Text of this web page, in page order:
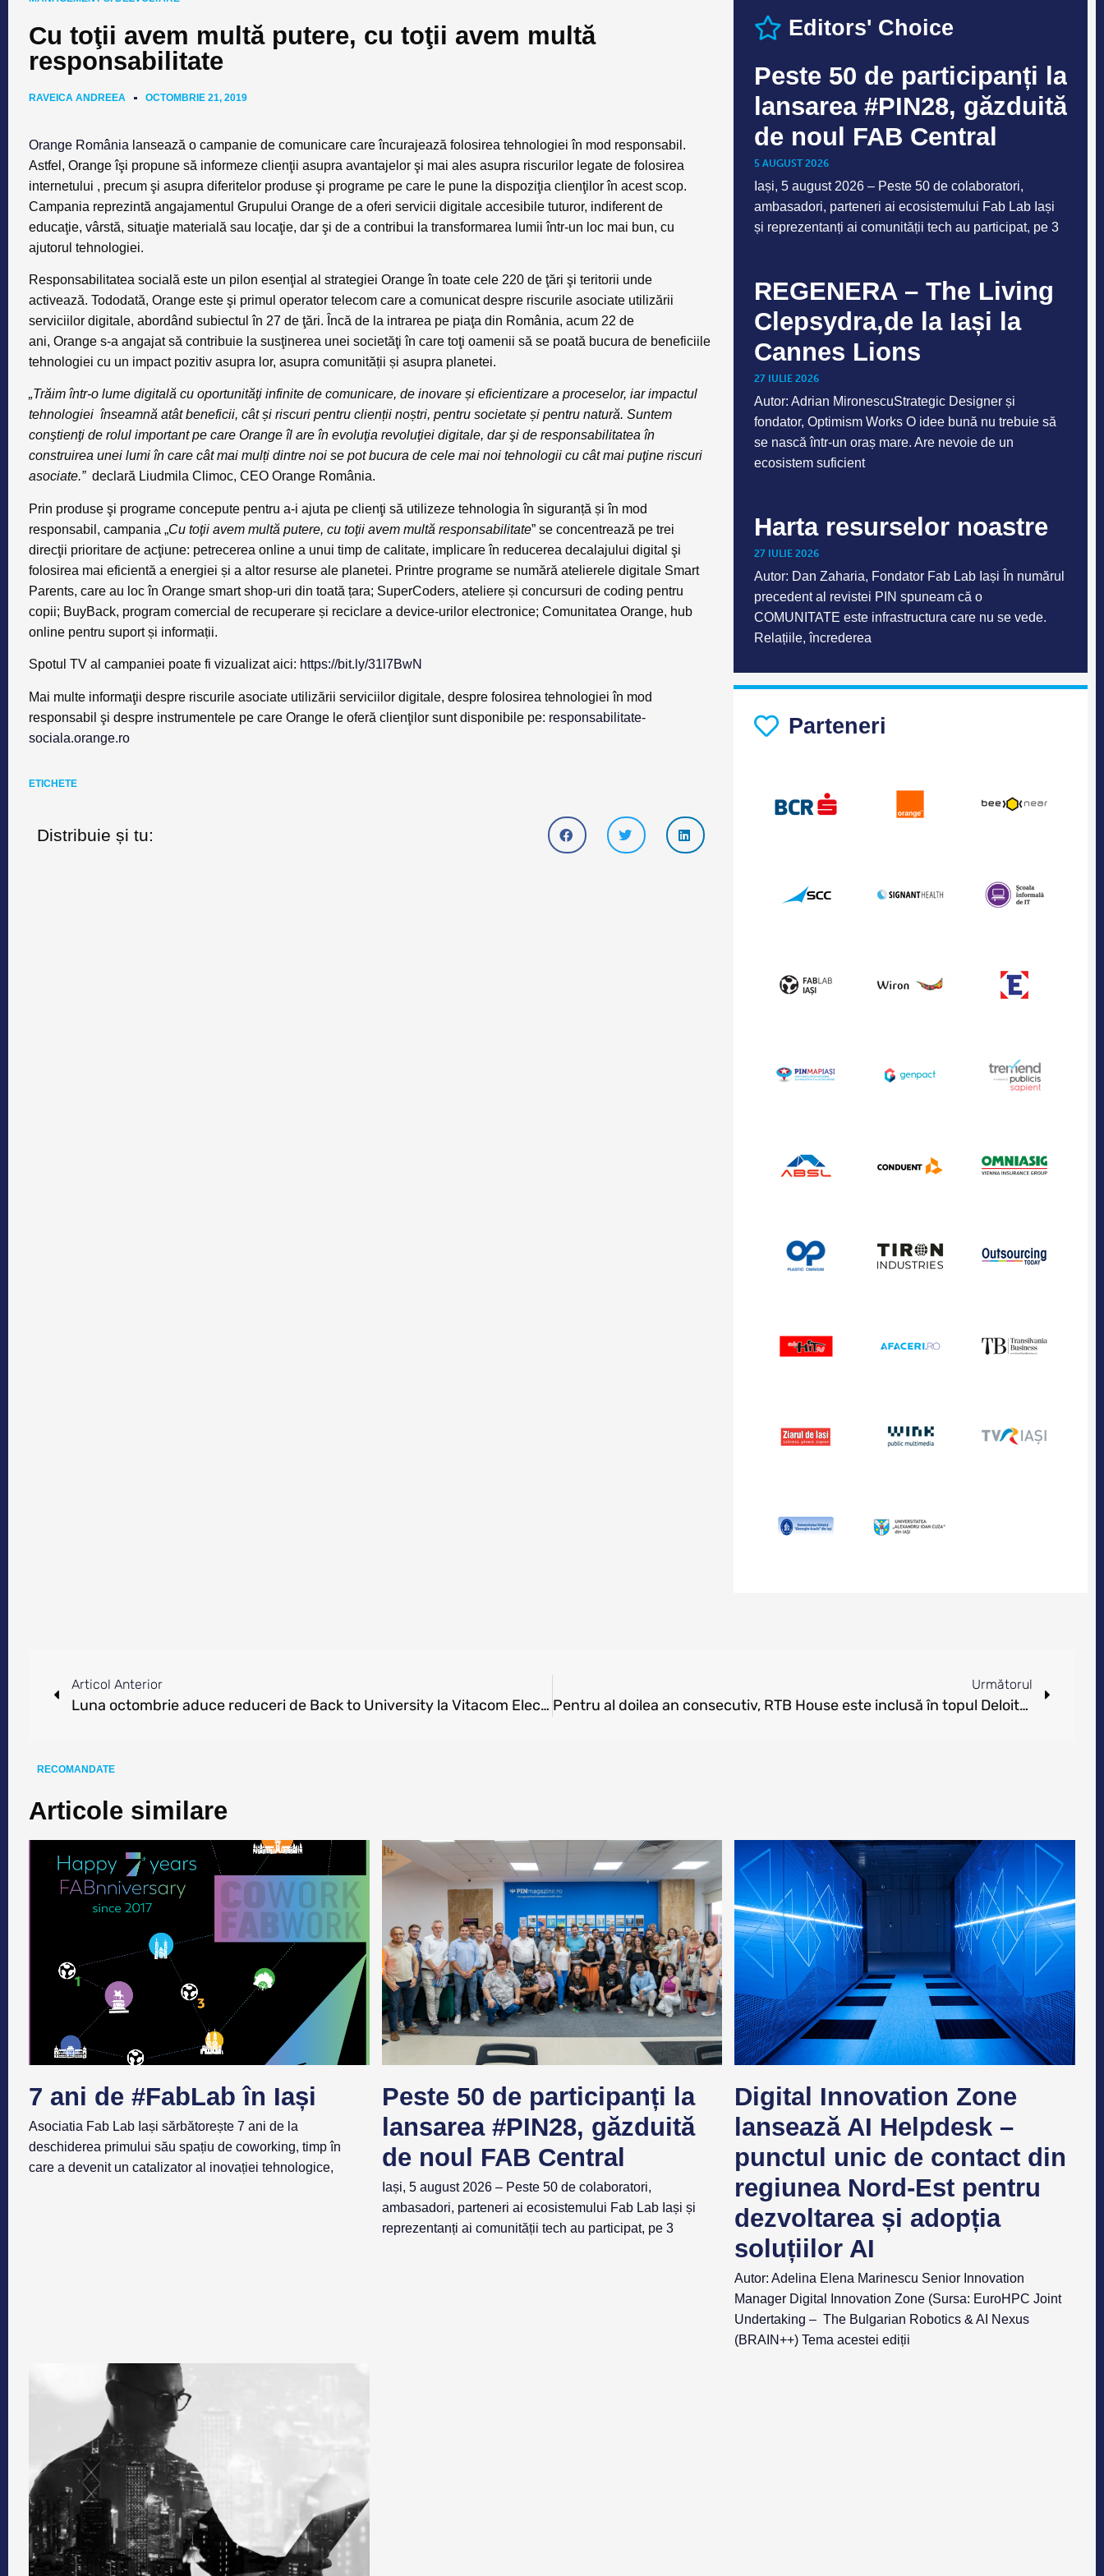
Cu toţii avem multă putere, cu toţii avem multă
responsabilitate
RAVEICA ANDREEA OCTOMBRIE 21, 2019
Orange România lansează o campanie de comunicare care încurajează folosirea tehnologiei în mod responsabil.
Astfel, Orange îşi propune să informeze clienţii asupra avantajelor şi mai ales asupra riscurilor legate de folosirea
internetului , precum şi asupra diferitelor produse şi programe pe care le pune la dispoziţia clienţilor în acest scop.
Campania reprezintă angajamentul Grupului Orange de a oferi servicii digitale accesibile tuturor, indiferent de
educaţie, vârstă, situaţie materială sau locaţie, dar şi de a contribui la transformarea lumii într-un loc mai bun, cu
ajutorul tehnologiei.
Responsabilitatea socială este un pilon esenţial al strategiei Orange în toate cele 220 de ţări şi teritorii unde
activează. Tododată, Orange este şi primul operator telecom care a comunicat despre riscurile asociate utilizării
serviciilor digitale, abordând subiectul în 27 de ţări. Încă de la intrarea pe piaţa din România, acum 22 de
ani, Orange s-a angajat să contribuie la susţinerea unei societăţi în care toţi oamenii să se poată bucura de beneficiile
tehnologiei cu un impact pozitiv asupra lor, asupra comunității și asupra planetei.
„Trăim într-o lume digitală cu oportunităţi infinite de comunicare, de inovare și eficientizare a proceselor, iar impactul
tehnologiei înseamnă atât beneficii, cât și riscuri pentru clienții noștri, pentru societate și pentru natură. Suntem
conştienţi de rolul important pe care Orange îl are în evoluţia revoluţiei digitale, dar şi de responsabilitatea în
construirea unei lumi în care cât mai mulți dintre noi se pot bucura de cele mai noi tehnologii cu cât mai puţine riscuri
asociate.” declară Liudmila Climoc, CEO Orange România.
Prin produse şi programe concepute pentru a-i ajuta pe clienţi să utilizeze tehnologia în siguranță și în mod
responsabil, campania „Cu toţii avem multă putere, cu toţii avem multă responsabilitate” se concentrează pe trei
direcţii prioritare de acţiune: petrecerea online a unui timp de calitate, implicare în reducerea decalajului digital şi
folosirea mai eficientă a energiei și a altor resurse ale planetei. Printre programe se numără atelierele digitale Smart
Parents, care au loc în Orange smart shop-uri din toată țara; SuperCoders, ateliere și concursuri de coding pentru
copii; BuyBack, program comercial de recuperare și reciclare a device-urilor electronice; Comunitatea Orange, hub
online pentru suport și informații.
Spotul TV al campaniei poate fi vizualizat aici: https://bit.ly/31l7BwN
Mai multe informaţii despre riscurile asociate utilizării serviciilor digitale, despre folosirea tehnologiei în mod
responsabil şi despre instrumentele pe care Orange le oferă clienţilor sunt disponibile pe: responsabilitate-
sociala.orange.ro
ETICHETE
Distribuie și tu:
Editors' Choice
Peste 50 de participanți la
lansarea #PIN28, găzduită
de noul FAB Central
5 AUGUST 2026
Iași, 5 august 2026 – Peste 50 de colaboratori,
ambasadori, parteneri ai ecosistemului Fab Lab Iași
și reprezentanți ai comunității tech au participat, pe 3
REGENERA – The Living
Clepsydra,de la Iași la
Cannes Lions
27 IULIE 2026
Autor: Adrian MironescuStrategic Designer și
fondator, Optimism Works O idee bună nu trebuie să
se nască într-un oraș mare. Are nevoie de un
ecosistem suficient
Harta resurselor noastre
27 IULIE 2026
Autor: Dan Zaharia, Fondator Fab Lab Iași În numărul
precedent al revistei PIN spuneam că o
COMUNITATE este infrastructura care nu se vede.
Relațiile, încrederea
Parteneri
Articol Anterior
Luna octombrie aduce reduceri de Back to University la Vitacom Electronics
Următorul
Pentru al doilea an consecutiv, RTB House este inclusă în topul Deloitte’s Technology Fast 50 pentru creștere accelerată la nivel global
RECOMANDATE
Articole similare
7 ani de #FabLab în Iași
Asociatia Fab Lab Iași sărbătorește 7 ani de la
deschiderea primului său spațiu de coworking, timp în
care a devenit un catalizator al inovației tehnologice,
Peste 50 de participanți la
lansarea #PIN28, găzduită
de noul FAB Central
Iași, 5 august 2026 – Peste 50 de colaboratori,
ambasadori, parteneri ai ecosistemului Fab Lab Iași și
reprezentanți ai comunității tech au participat, pe 3
Digital Innovation Zone
lansează AI Helpdesk –
punctul unic de contact din
regiunea Nord-Est pentru
dezvoltarea și adopția
soluțiilor AI
Autor: Adelina Elena Marinescu Senior Innovation
Manager Digital Innovation Zone (Sursa: EuroHPC Joint
Undertaking – The Bulgarian Robotics & AI Nexus
(BRAIN++) Tema acestei ediții